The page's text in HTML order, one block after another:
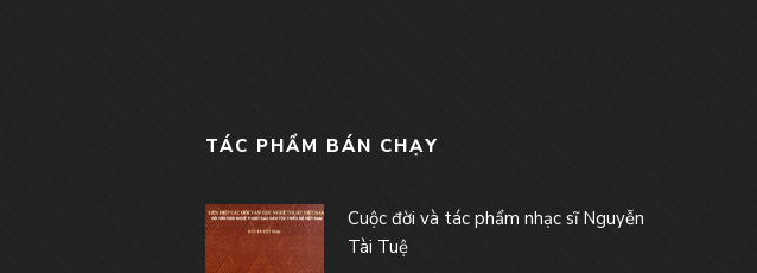
TÁC PHẨM BÁN CHẠY
Cuộc đời và tác phẩm nhạc sĩ Nguyễn
Tài Tuệ